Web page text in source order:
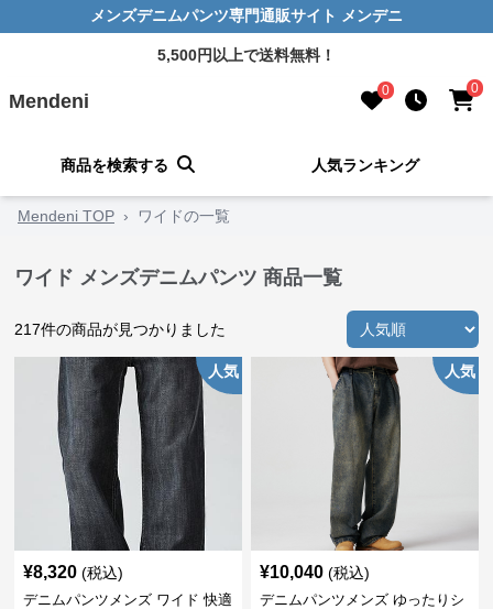
メンズデニムパンツ専門通販サイト メンデニ
5,500円以上で送料無料！
Mendeni 0 0
商品を検索する 人気ランキング
Mendeni TOP › ワイドの一覧
ワイド メンズデニムパンツ 商品一覧
217件の商品が見つかりました
人気
¥8,320 (税込)
デニムパンツメンズ ワイド 快適
人気
¥10,040 (税込)
デニムパンツメンズ ゆったりシ